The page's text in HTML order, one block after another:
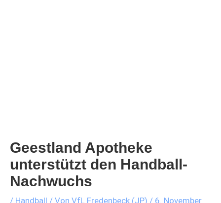
Geestland Apotheke
unterstützt den Handball-
Nachwuchs
/ Handball / Von VfL Fredenbeck (JP) / 6. November